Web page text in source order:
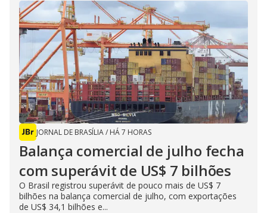
JORNAL DE BRASÍLIA/ HÁ 7 HORAS
Balança comercial de julho fecha
com superávit de US$ 7 bilhões
O Brasil registrou superávit de pouco mais de US$ 7
bilhões na balança comercial de julho, com exportações
de US$ 34,1 bilhões e...